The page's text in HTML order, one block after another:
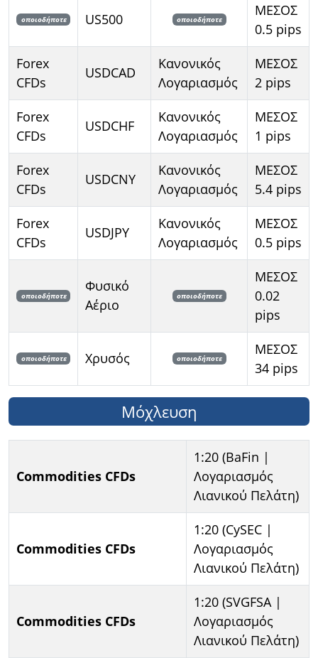
οποιοδήποτε US500 οποιοδήποτε
ΜΕΣΟΣ
0.5 pips
Forex
CFDs
USDCAD
Κανονικός
Λογαριασμός
ΜΕΣΟΣ
2 pips
Forex
CFDs
USDCHF
Κανονικός
Λογαριασμός
ΜΕΣΟΣ
1 pips
Forex
CFDs
USDCNY
Κανονικός
Λογαριασμός
ΜΕΣΟΣ
5.4 pips
Forex
CFDs
USDJPY
Κανονικός
Λογαριασμός
ΜΕΣΟΣ
0.5 pips
οποιοδήποτε
Φυσικό
Αέριο
οποιοδήποτε
ΜΕΣΟΣ
0.02
pips
οποιοδήποτε Χρυσός οποιοδήποτε
ΜΕΣΟΣ
34 pips
Μόχλευση
Commodities CFDs
1:20 (BaFin |
Λογαριασμός
Λιανικού Πελάτη)
Commodities CFDs
1:20 (CySEC |
Λογαριασμός
Λιανικού Πελάτη)
Commodities CFDs
1:20 (SVGFSA |
Λογαριασμός
Λιανικού Πελάτη)